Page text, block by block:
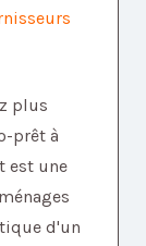
plus
prêt à
est une
d'un